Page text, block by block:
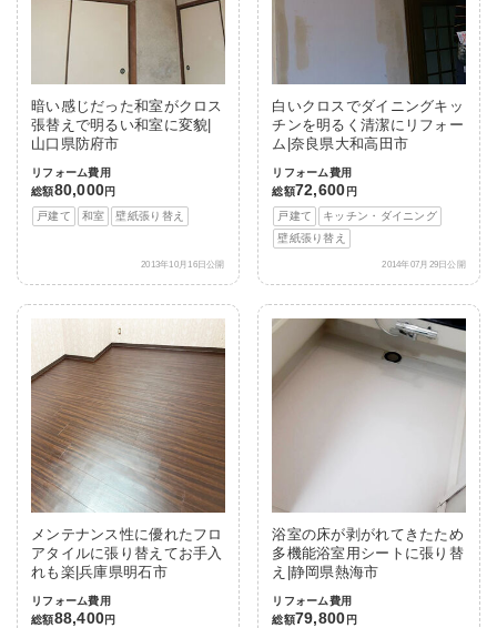
暗い感じだった和室がクロス
張替えで明るい和室に変貌|
山口県防府市
リフォーム費用
総額80,000円
戸建て
和室 壁紙張り替え
2013年10月16日公開
白いクロスでダイニングキッ
チンを明るく清潔にリフォー
ム|奈良県大和高田市
リフォーム費用
総額72,600 円
戸建て
キッチン・ダイニング
壁紙張り替え
2014年07月29日公開
メンテナンス性に優れたフロ
アタイルに張り替えてお手入
れも楽|兵庫県明石市
リフォーム費用
総額88,400円
浴室の床が剥がれてきたため
多機能浴室用シートに張り替
え|静岡県熱海市
リフォーム費用
総額79,800 円